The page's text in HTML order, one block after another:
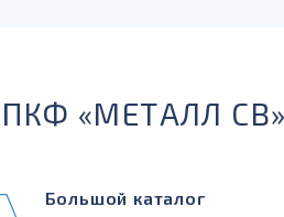
«МЕТАЛЛ СВ»
Большой каталог